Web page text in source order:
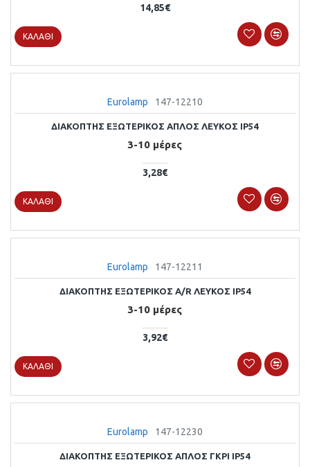
14,85€
ΚΑΛΆΘΙ
Eurolamp 147-12210
ΔΙΑΚΟΠΤΗΣ ΕΞΩΤΕΡΙΚΟΣ ΑΠΛΟΣ ΛΕΥΚΟΣ ΙΡ54
3-10 μέρες
3,28€
ΚΑΛΆΘΙ
Eurolamp 147-12211
ΔΙΑΚΟΠΤΗΣ ΕΞΩΤΕΡΙΚΟΣ Α/R ΛΕΥΚΟΣ ΙΡ54
3-10 μέρες
3,92€
ΚΑΛΆΘΙ
Eurolamp 147-12230
ΔΙΑΚΟΠΤΗΣ ΕΞΩΤΕΡΙΚΟΣ ΑΠΛΟΣ ΓΚΡΙ ΙΡ54